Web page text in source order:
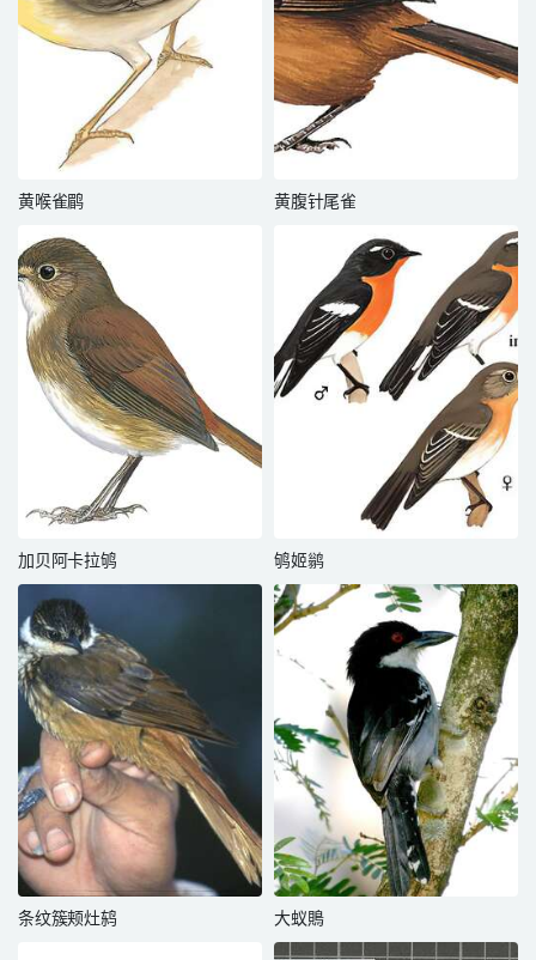
黄喉雀鹛 黄腹针尾雀
加贝阿卡拉鸲 鸲姬鹟
条纹簇颊灶鸫 大蚁鵙